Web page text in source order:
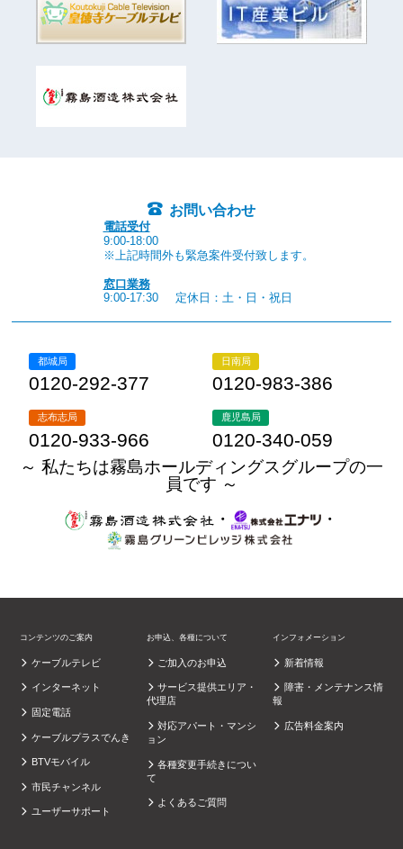
お問い合わせ
電話受付
9:00-18:00
※上記時間外も緊急案件受付致します。
窓口業務
9:00-17:30
定休日：土・日・祝日
都城局
0120-292-377
日南局
0120-983-386
志布志局
0120-933-966
鹿児島局
0120-340-059
～ 私たちは霧島ホールディングスグループの一
員です ～
・
・
コンテンツのご案内
ケーブルテレビ
インターネット
固定電話
ケーブルプラスでんき
BTVモバイル
市民チャンネル
ユーザーサポート
お申込、各種について
ご加入のお申込
サービス提供エリア・
代理店
対応アパート・マンシ
ョン
各種変更手続きについ
て
よくあるご質問
インフォメーション
新着情報
障害・メンテナンス情
報
広告料金案内